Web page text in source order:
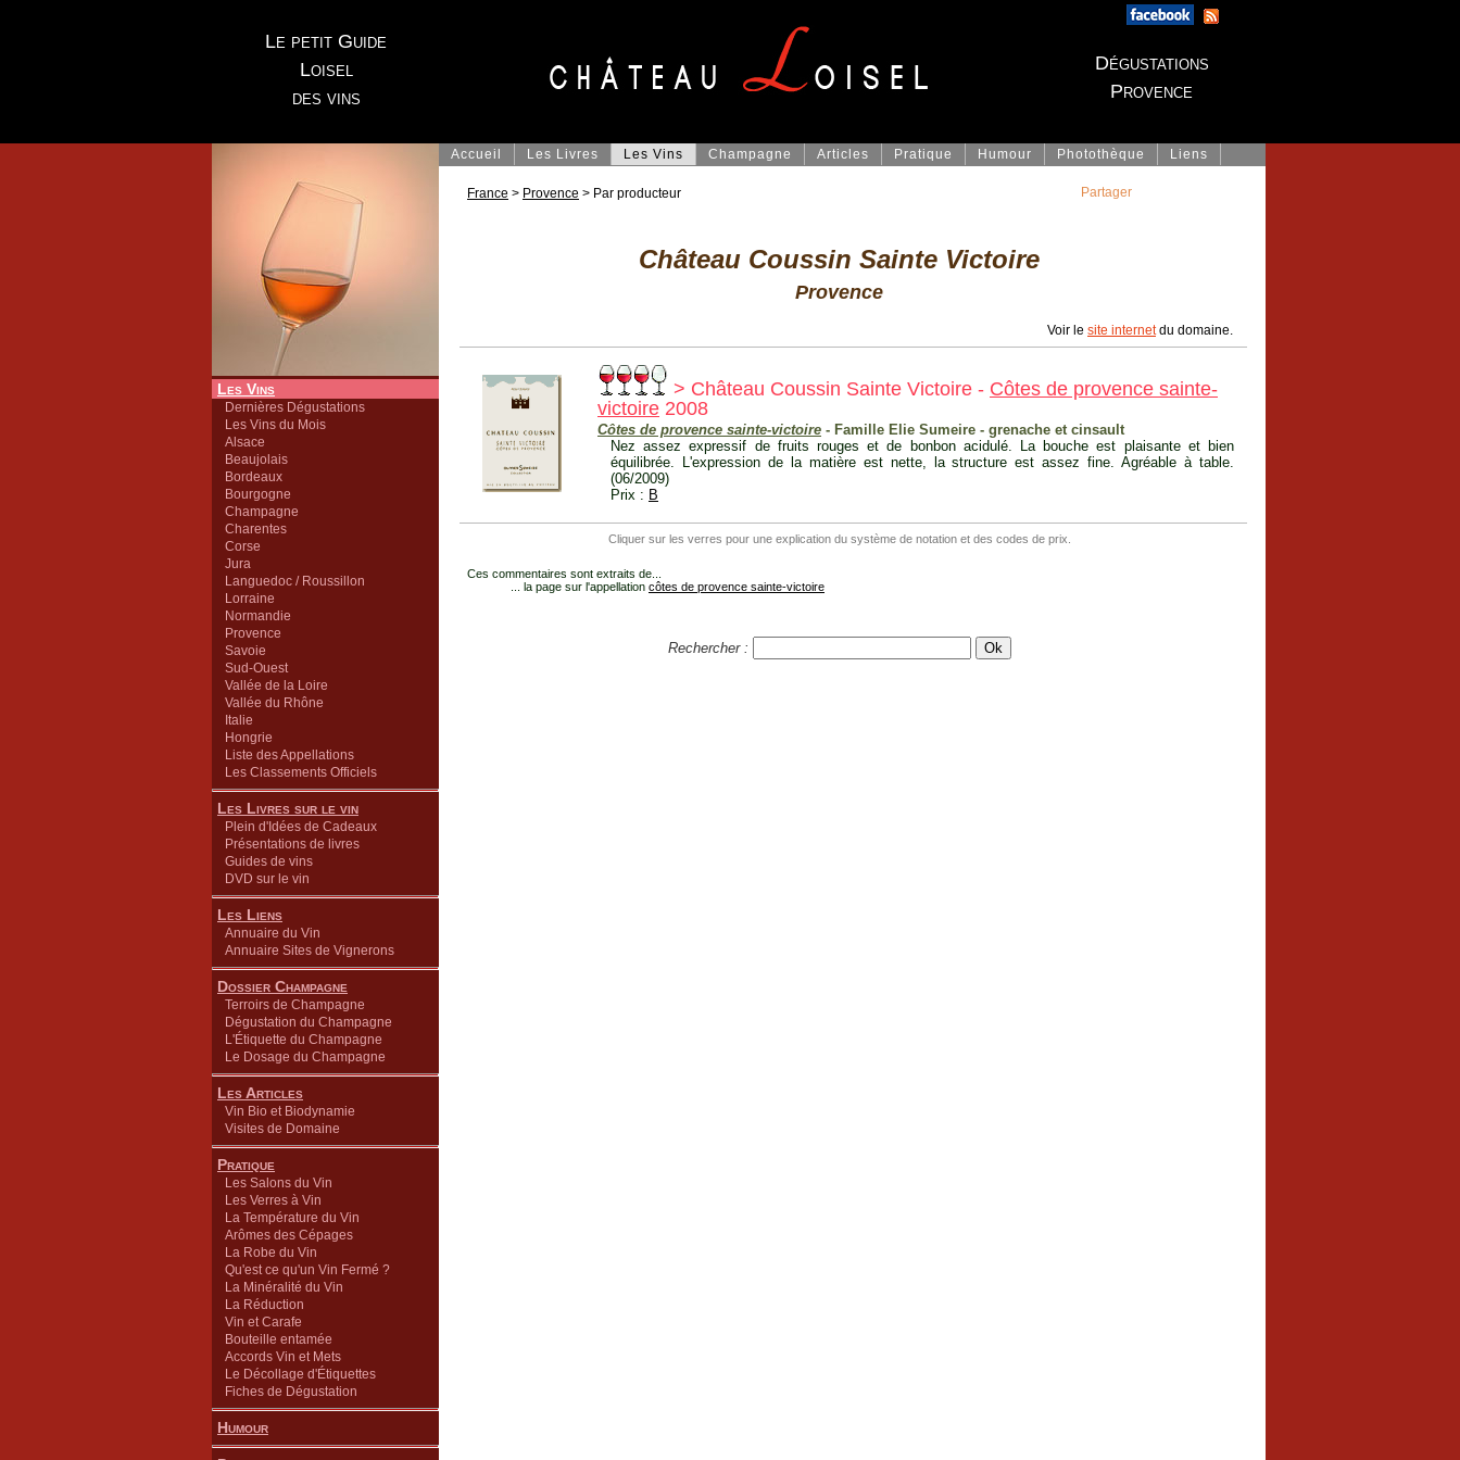
Le petit Guide
Loisel
des vins
Dégustations
Provence
Les Vins
Dernières Dégustations
Les Vins du Mois
Alsace
Beaujolais
Bordeaux
Bourgogne
Champagne
Charentes
Corse
Jura
Languedoc / Roussillon
Lorraine
Normandie
Provence
Savoie
Sud-Ouest
Vallée de la Loire
Vallée du Rhône
Italie
Hongrie
Liste des Appellations
Les Classements Officiels
Les Livres sur le vin
Plein d'Idées de Cadeaux
Présentations de livres
Guides de vins
DVD sur le vin
Les Liens
Annuaire du Vin
Annuaire Sites de Vignerons
Dossier Champagne
Terroirs de Champagne
Dégustation du Champagne
L'Étiquette du Champagne
Le Dosage du Champagne
Les Articles
Vin Bio et Biodynamie
Visites de Domaine
Pratique
Les Salons du Vin
Les Verres à Vin
La Température du Vin
Arômes des Cépages
La Robe du Vin
Qu'est ce qu'un Vin Fermé ?
La Minéralité du Vin
La Réduction
Vin et Carafe
Bouteille entamée
Accords Vin et Mets
Le Décollage d'Étiquettes
Fiches de Dégustation
Humour
Accueil Les Livres Les Vins Champagne Articles Pratique Humour Photothèque Liens
France > Provence > Par producteur
Château Coussin Sainte Victoire
Provence
Voir le site internetdu domaine.
> Château Coussin Sainte Victoire - Côtes de provence sainte-
victoire 2008
Côtes de provence sainte-victoire - Famille Elie Sumeire - grenache et cinsault
Nez assez expressif de fruits rouges et de bonbon acidulé. La bouche est plaisante et bien
équilibrée. L'expression de la matière est nette, la structure est assez fine. Agréable à table.
(06/2009)
Prix : B
Cliquer sur les verres pour une explication du système de notation et des codes de prix.
Ces commentaires sont extraits de...
... la page sur l'appellation côtes de provence sainte-victoire
Rechercher :
Partager